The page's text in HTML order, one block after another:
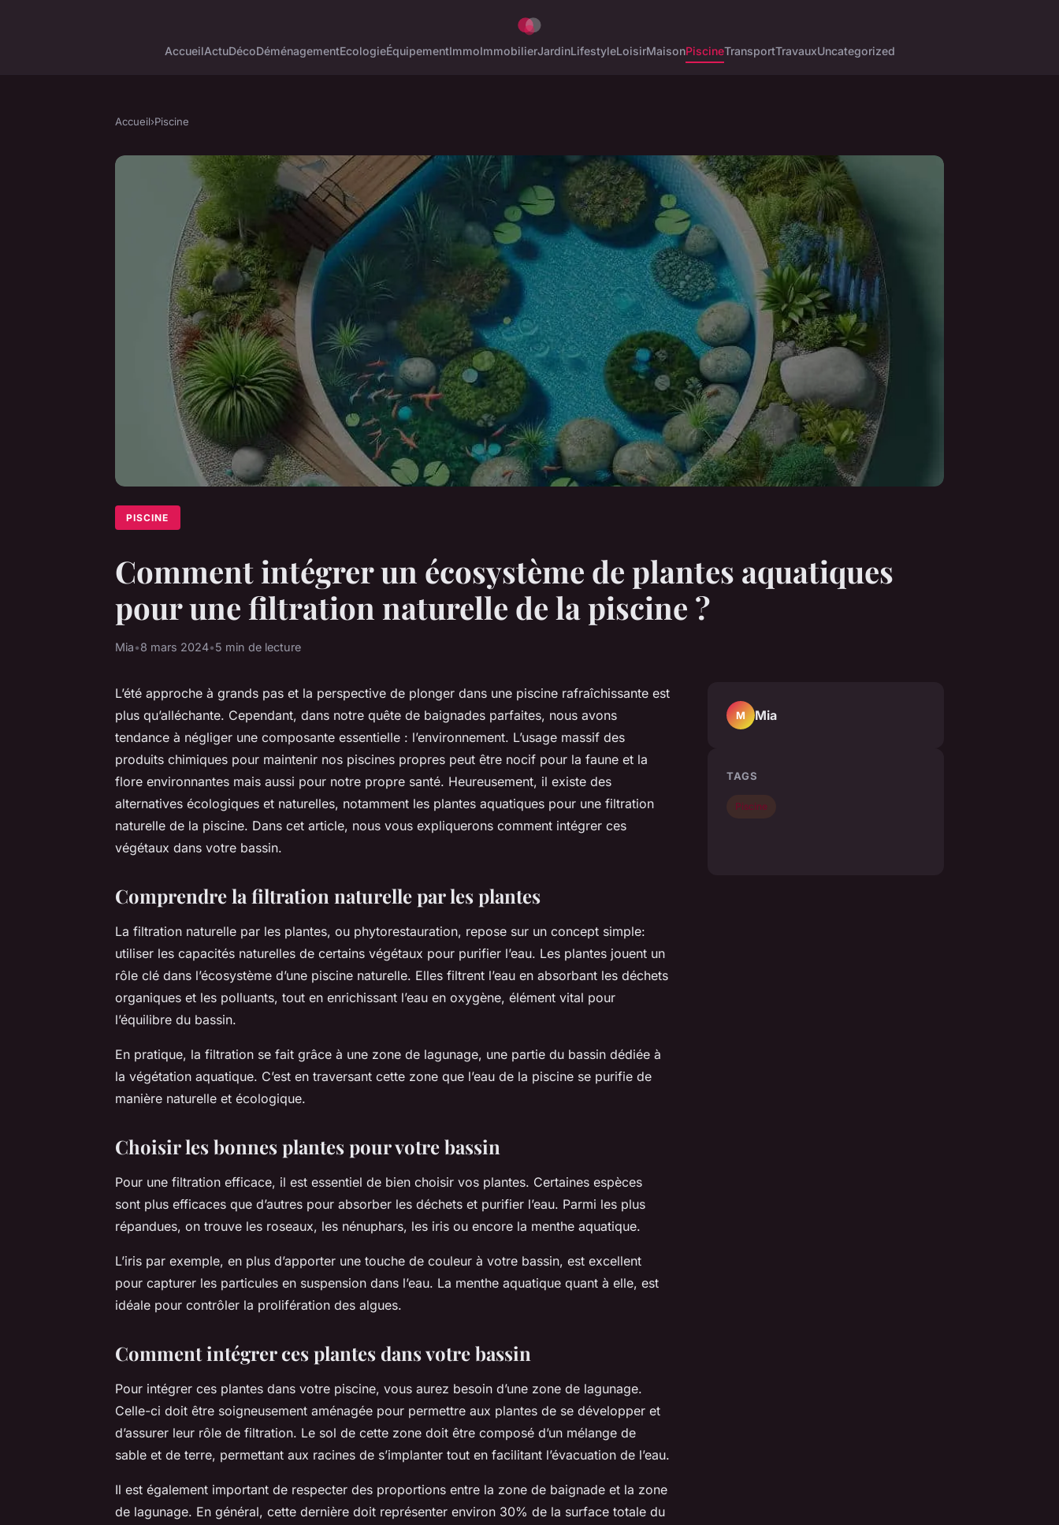
AccueilActuDécoDéménagementEcologieÉquipementImmoImmobilierJardinLifestyleLoisirMaisonPiscineTransportTravauxUncategorized
Accueil›Piscine
PISCINE
Comment intégrer un écosystème de plantes aquatiques
pour une filtration naturelle de la piscine ?
Mia•8 mars 2024•5 min de lecture
L’été approche à grands pas et la perspective de plonger dans une piscine rafraîchissante est
plus qu’alléchante. Cependant, dans notre quête de baignades parfaites, nous avons
tendance à négliger une composante essentielle : l’environnement. L’usage massif des
produits chimiques pour maintenir nos piscines propres peut être nocif pour la faune et la
flore environnantes mais aussi pour notre propre santé. Heureusement, il existe des
alternatives écologiques et naturelles, notamment les plantes aquatiques pour une filtration
naturelle de la piscine. Dans cet article, nous vous expliquerons comment intégrer ces
végétaux dans votre bassin.
Comprendre la filtration naturelle par les plantes
La filtration naturelle par les plantes, ou phytorestauration, repose sur un concept simple:
utiliser les capacités naturelles de certains végétaux pour purifier l’eau. Les plantes jouent un
rôle clé dans l’écosystème d’une piscine naturelle. Elles filtrent l’eau en absorbant les déchets
organiques et les polluants, tout en enrichissant l’eau en oxygène, élément vital pour
l’équilibre du bassin.
En pratique, la filtration se fait grâce à une zone de lagunage, une partie du bassin dédiée à
la végétation aquatique. C’est en traversant cette zone que l’eau de la piscine se purifie de
manière naturelle et écologique.
Choisir les bonnes plantes pour votre bassin
Pour une filtration efficace, il est essentiel de bien choisir vos plantes. Certaines espèces
sont plus efficaces que d’autres pour absorber les déchets et purifier l’eau. Parmi les plus
répandues, on trouve les roseaux, les nénuphars, les iris ou encore la menthe aquatique.
L’iris par exemple, en plus d’apporter une touche de couleur à votre bassin, est excellent
pour capturer les particules en suspension dans l’eau. La menthe aquatique quant à elle, est
idéale pour contrôler la prolifération des algues.
Comment intégrer ces plantes dans votre bassin
Pour intégrer ces plantes dans votre piscine, vous aurez besoin d’une zone de lagunage.
Celle-ci doit être soigneusement aménagée pour permettre aux plantes de se développer et
d’assurer leur rôle de filtration. Le sol de cette zone doit être composé d’un mélange de
sable et de terre, permettant aux racines de s’implanter tout en facilitant l’évacuation de l’eau.
Il est également important de respecter des proportions entre la zone de baignade et la zone
de lagunage. En général, cette dernière doit représenter environ 30% de la surface totale du
M Mia
TAGS
Piscine